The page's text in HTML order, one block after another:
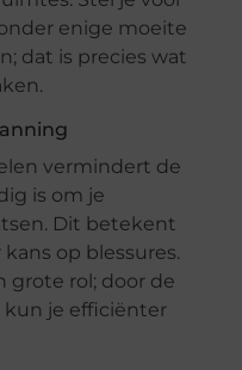
enige moeite
dat is precies wat
vermindert de
is om je
Dit betekent
op blessures.
grote rol; door de
je efficiënter